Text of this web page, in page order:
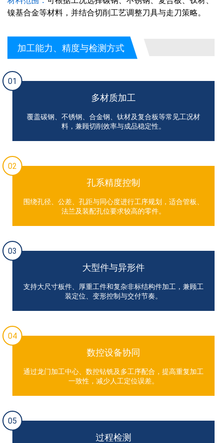
镍基合金等材料，并结合切削工艺调整刀具与走刀策略。
加工能力、精度与检测方式
01
多材质加工
覆盖碳钢、不锈钢、合金钢、钛材及复合板等常见工况材
料，兼顾切削效率与成品稳定性。
02
孔系精度控制
围绕孔径、公差、孔距与同心度进行工序规划，适合管板、
法兰及装配孔位要求较高的零件。
03
大型件与异形件
支持大尺寸板件、厚重工件和复杂非标结构件加工，兼顾工
装定位、变形控制与交付节奏。
04
数控设备协同
通过龙门加工中心、数控钻铣及多工序配合，提高重复加工
一致性，减少人工定位误差。
05
过程检测